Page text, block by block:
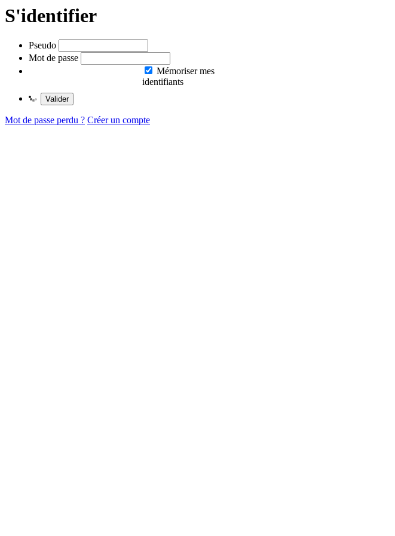
S'identifier
Pseudo
Mot de passe
Mémoriser mes
identifiants
Valider
Mot de passe perdu ? Créer un compte